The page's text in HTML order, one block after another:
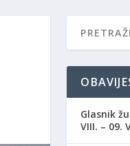
Glasnik
VIII. – 09.